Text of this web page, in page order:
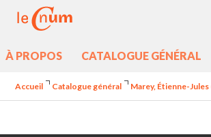
À PROPOS CATALOGUE GÉNÉRAL
Accueil Catalogue général Marey, Étienne-